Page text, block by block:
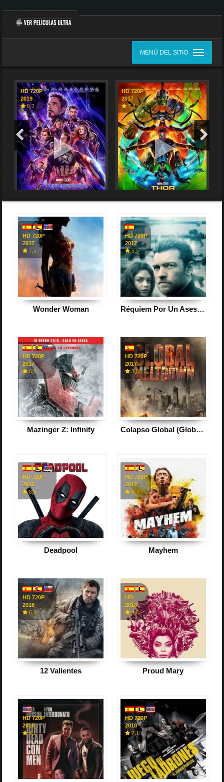
MENÚ DEL SITIO
HD 720P
2019
9,2
HD 720P
2017
7,9
HD 720P
2017
7,5
Wonder Woman
HD 720P
2017
5,5
Réquiem Por Un Asesino
HD 720P
2017
6,0
Mazinger Z: Infinity
HD 720P
2017
3,8
Colapso Global (Global Meltdown)
HD 720P
2016
8,0
Deadpool
HD 720P
2017
6,3
Mayhem
HD 720P
2018
6,8
12 Valientes
HD
2018
4,8
Proud Mary
HD 720P
2018
4,1
HD 720P
2018
7,1